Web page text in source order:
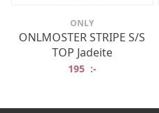
ONLY
ONLMOSTER STRIPE S/S
TOP Jadeite
195 :-